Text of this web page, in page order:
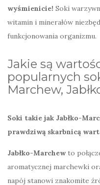
wyśmienicie! Soki
witamin i minerałów
funkcjonowania organizmu.
Jakie są
popularnych
Marchew,
Soki takie jak Jabłko-
prawdziwą skarbnicą
Jabłko-Marchew to
aromatycznej marchewki
napój stanowi znakomite